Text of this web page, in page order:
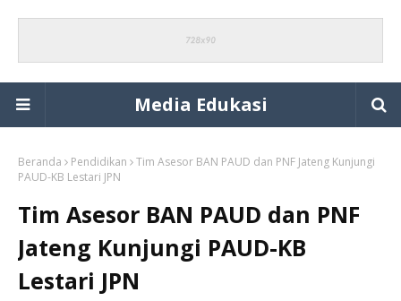
Media Edukasi
Beranda Pendidikan
Tim Asesor BAN PAUD dan PNF Jateng Kunjungi
PAUD-KB Lestari JPN
Tim Asesor BAN PAUD dan PNF
Jateng Kunjungi PAUD-KB
Lestari JPN